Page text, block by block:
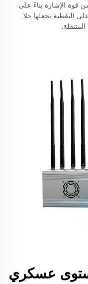
قوة الإشارة بناءً على
التغطية تجعلها حلا
عسكري